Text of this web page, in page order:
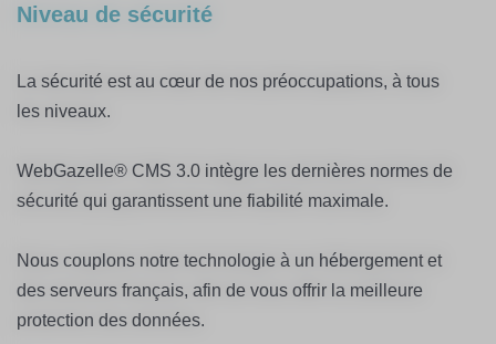
Niveau de sécurité
La sécurité est au cœur de nos préoccupations, à tous
les niveaux.
WebGazelle® CMS 3.0 intègre les dernières normes de
sécurité qui garantissent une fiabilité maximale.
Nous couplons notre technologie à un hébergement et
des serveurs français, afin de vous offrir la meilleure
protection des données.